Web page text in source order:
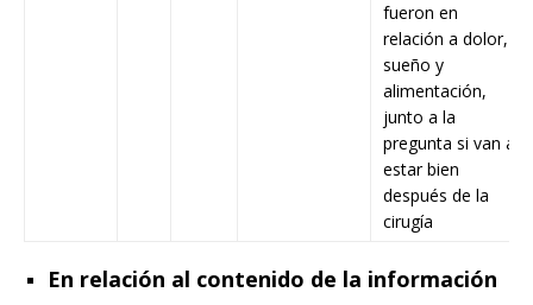
fueron en
relación a dolor,
sueño y
alimentación,
junto a la
pregunta si van a
estar bien
después de la
cirugía
En relación al contenido de la información